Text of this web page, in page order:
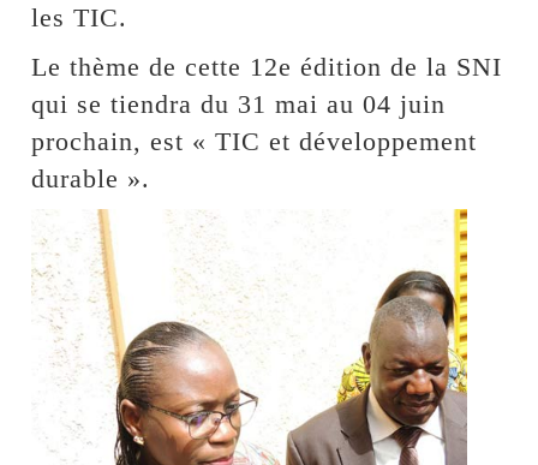
les TIC.
Le thème de cette 12e édition de la SNI
qui se tiendra du 31 mai au 04 juin
prochain, est « TIC et développement
durable ».